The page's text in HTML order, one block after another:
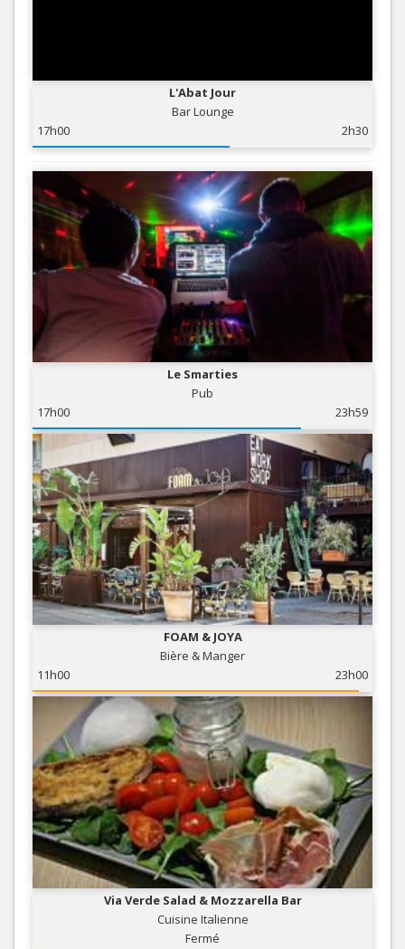
L'Abat Jour
Bar Lounge
17h00
2h30
Le Smarties
Pub
17h00
23h59
FOAM & JOYA
Bière & Manger
11h00
23h00
Via Verde Salad & Mozzarella Bar
Cuisine Italienne
Fermé